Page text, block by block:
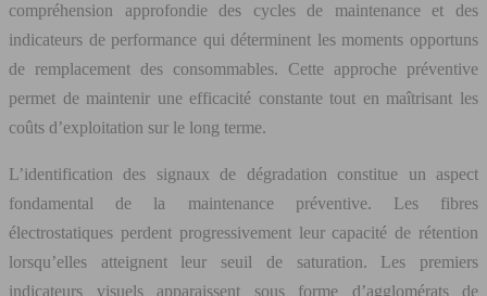
compréhension approfondie des cycles de maintenance et des
indicateurs de performance qui déterminent les moments opportuns
de remplacement des consommables. Cette approche préventive
permet de maintenir une efficacité constante tout en maîtrisant les
coûts d’exploitation sur le long terme.
L’identification des signaux de dégradation constitue un aspect
fondamental de la maintenance préventive. Les fibres
électrostatiques perdent progressivement leur capacité de rétention
lorsqu’elles atteignent leur seuil de saturation. Les premiers
indicateurs visuels apparaissent sous forme d’agglomérats de